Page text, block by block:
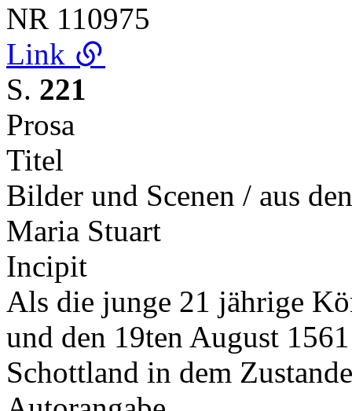
NR 110975
Link
S. 221
Prosa
Titel
Bilder und Scenen / aus
Maria Stuart
Incipit
Als die junge 21 jährige
und den 19ten August
Schottland in dem